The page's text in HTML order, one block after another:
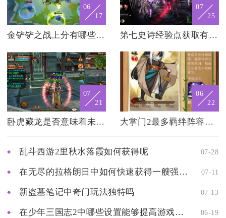
06
17
金铲铲之战上分有哪些常用的装备搭配
07
25
第七史诗经验点获取有什么技巧
07
21
卧虎藏龙是否意味着未知的世界
06
22
大掌门2最多羁绊阵容中哪些羁绊效果强大
乱斗西游2里秋水落霞如何获得呢 07-28
在无尽的拉格朗日中如何快速获得一艘强力战舰 07-11
新盗墓笔记中奇门玩法独特吗 07-13
在少年三国志2中哪些设置能够提高游戏速度 06-19